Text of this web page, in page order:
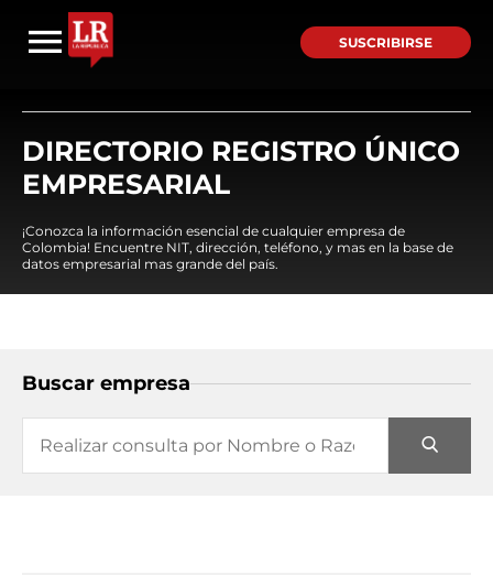
SUSCRIBIRSE
DIRECTORIO REGISTRO ÚNICO
EMPRESARIAL
¡Conozca la información esencial de cualquier empresa de
Colombia! Encuentre NIT, dirección, teléfono, y mas en la base de
datos empresarial mas grande del país.
Buscar empresa